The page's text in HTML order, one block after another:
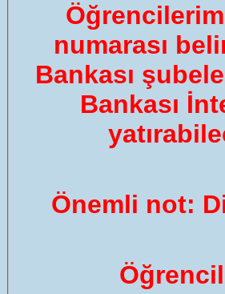
numarası
Bankası
Bankası
Önemli not: